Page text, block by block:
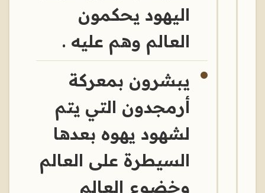
اليهود يحكمون
العالم وهم عليه .
يبشرون بمعركة
أرمجدون التي يتم
لشهود يهوه بعدها
السيطرة على العالم
وخضوع العالم